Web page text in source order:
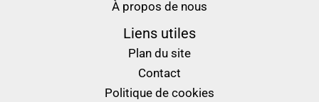
À propos de nous
Liens utiles
Plan du site
Contact
Politique de cookies